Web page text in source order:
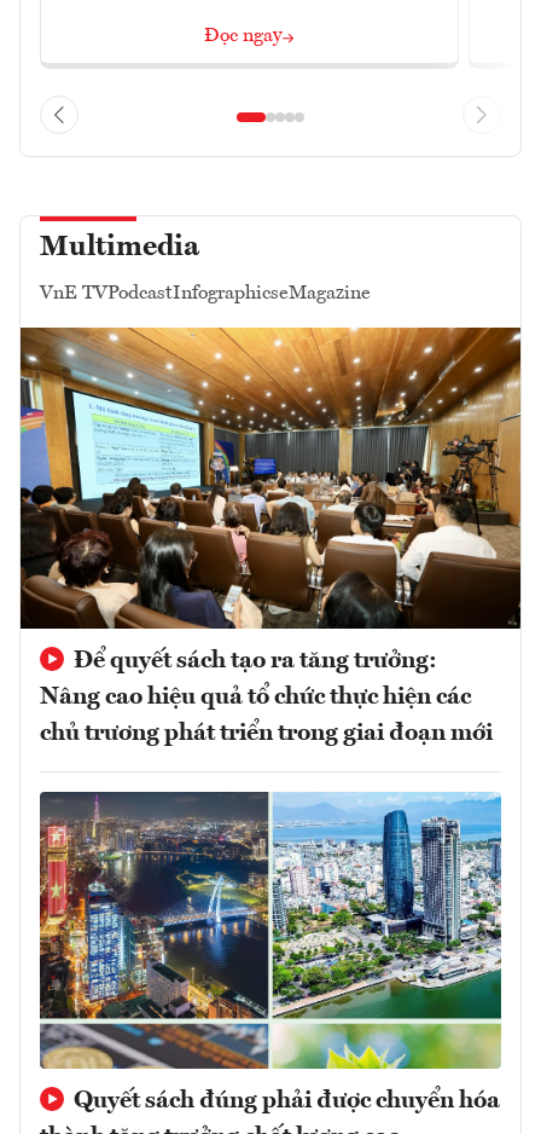
Đọc ngay
Multimedia
VnE TVPodcastInfographicseMagazine
Để quyết sách tạo ra tăng trưởng:
Nâng cao hiệu quả tổ chức thực hiện các
chủ trương phát triển trong giai đoạn mới
Quyết sách đúng phải được chuyển hóa